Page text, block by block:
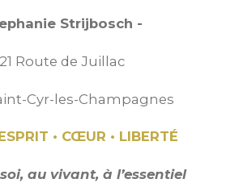
Strijbosch -
Route de Juillac
Cyr-les-Champagnes
• CŒUR • LIBERTÉ
au vivant, à l’essentiel